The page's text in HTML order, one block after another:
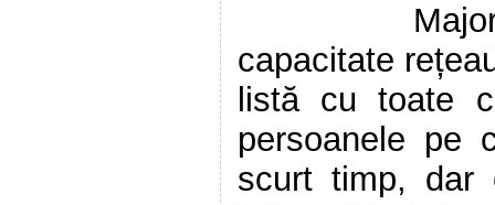
Majoritatea
capacitate
listă cu toate
persoanele pe
scurt timp, dar